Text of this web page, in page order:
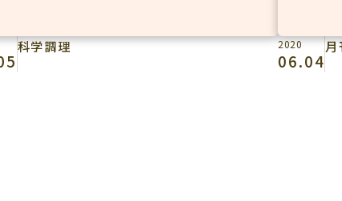
科学調理 2020
06.04